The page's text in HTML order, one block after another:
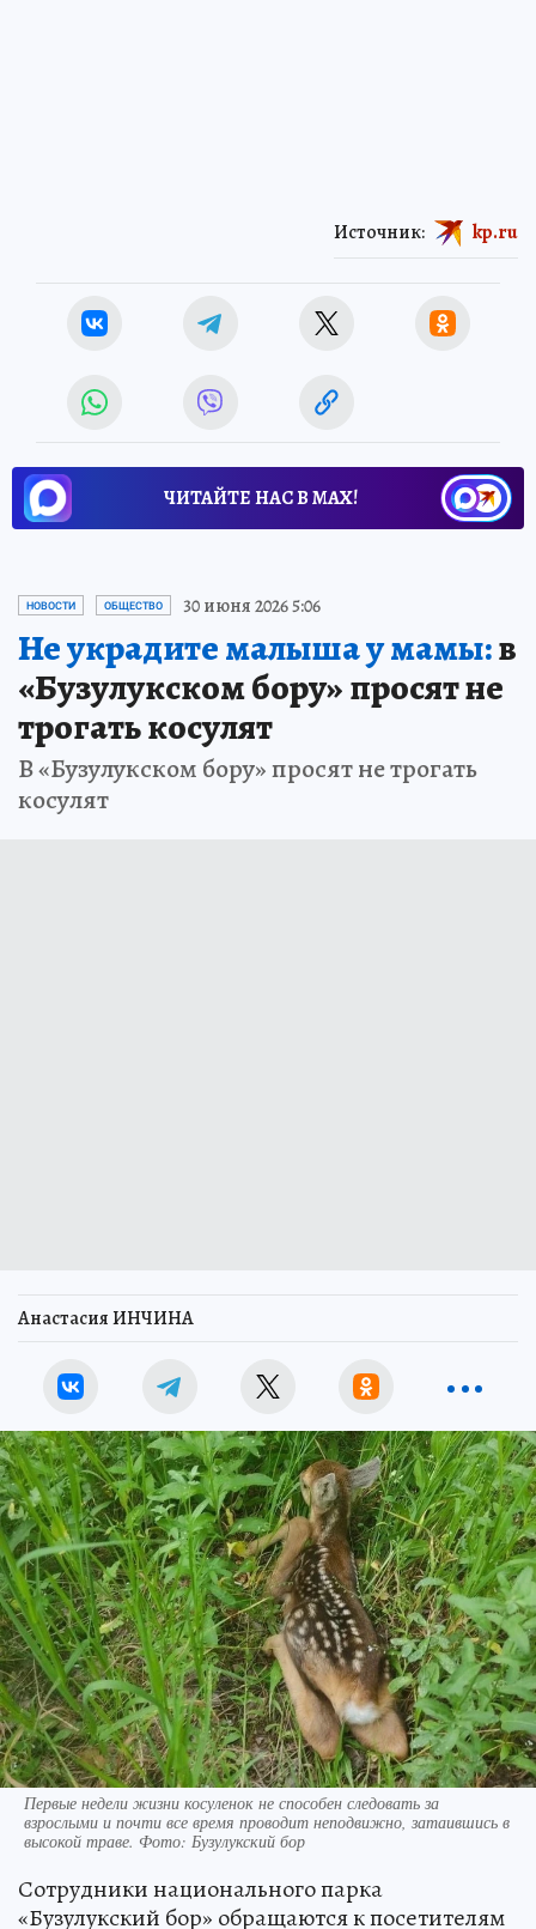
Источник: kp.ru
ЧИТАЙТЕ НАС В МАХ!
НОВОСТИ ОБЩЕСТВО 30 июня 2026 5:06
Не украдите малыша у мамы:в
«Бузулукском бору» просят не
трогать косулят
В «Бузулукском бору» просят не трогать
косулят
Анастасия ИНЧИНА
Первые недели жизни косуленок не способен следовать за
взрослыми и почти все время проводит неподвижно, затаившись в
высокой траве. Фото: Бузулукский бор
Сотрудники национального парка
«Бузулукский бор» обращаются к посетителям